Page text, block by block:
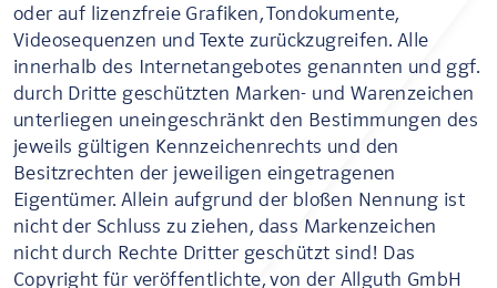
oder auf lizenzfreie Grafiken, Tondokumente,
Videosequenzen und Texte zurückzugreifen. Alle
innerhalb des Internetangebotes genannten und ggf.
durch Dritte geschützten Marken- und Warenzeichen
unterliegen uneingeschränkt den Bestimmungen des
jeweils gültigen Kennzeichenrechts und den
Besitzrechten der jeweiligen eingetragenen
Eigentümer. Allein aufgrund der bloßen Nennung ist
nicht der Schluss zu ziehen, dass Markenzeichen
nicht durch Rechte Dritter geschützt sind! Das
Copyright für veröffentlichte, von der Allguth GmbH